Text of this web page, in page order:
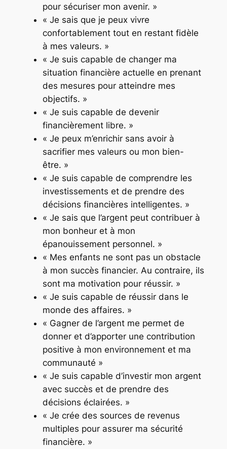
pour sécuriser mon avenir. »
« Je sais que je peux vivre
confortablement tout en restant fidèle
à mes valeurs. »
« Je suis capable de changer ma
situation financière actuelle en prenant
des mesures pour atteindre mes
objectifs. »
« Je suis capable de devenir
financièrement libre. »
« Je peux m’enrichir sans avoir à
sacrifier mes valeurs ou mon bien-
être. »
« Je suis capable de comprendre les
investissements et de prendre des
décisions financières intelligentes. »
« Je sais que l’argent peut contribuer à
mon bonheur et à mon
épanouissement personnel. »
« Mes enfants ne sont pas un obstacle
à mon succès financier. Au contraire, ils
sont ma motivation pour réussir. »
« Je suis capable de réussir dans le
monde des affaires. »
« Gagner de l’argent me permet de
donner et d’apporter une contribution
positive à mon environnement et ma
communauté »
« Je suis capable d’investir mon argent
avec succès et de prendre des
décisions éclairées. »
« Je crée des sources de revenus
multiples pour assurer ma sécurité
financière. »